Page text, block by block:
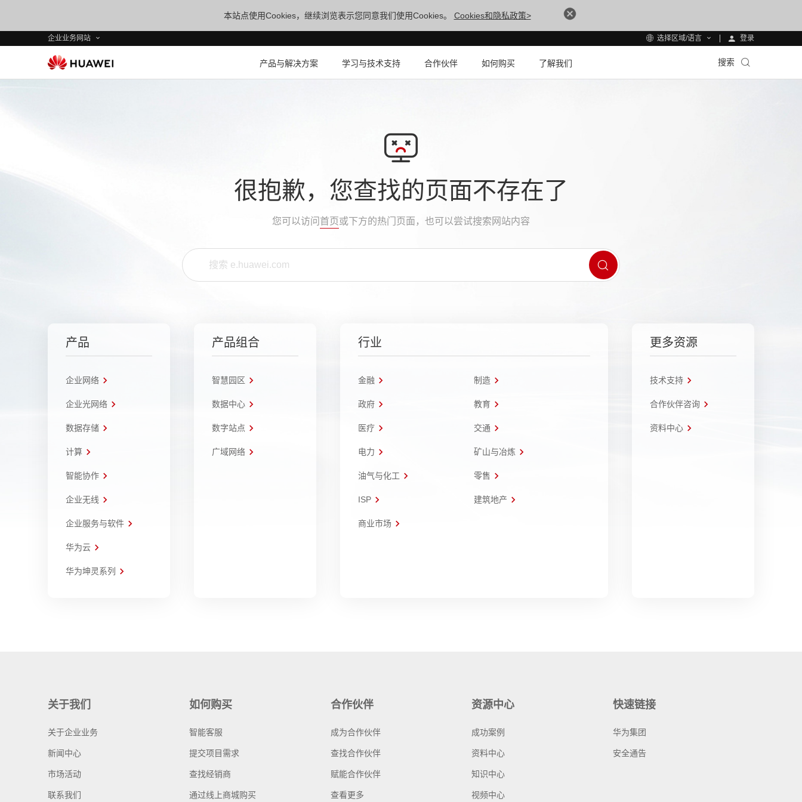
本站点使用Cookies，继续浏览表示您同意我们使用Cookies。 Cookies和隐私政策>
企业业务网站 选择区域/语言 登录
产品与解决方案 学习与技术支持 合作伙伴 如何购买 了解我们 搜索
很抱歉，您查找的页面不存在了
您可以访问 首页或下方的热门页面，也可以尝试搜索网站内容
产品
企业网络
企业光网络
数据存储
计算
智能协作
企业无线
企业服务与软件
华为云
华为坤灵系列
产品组合
智慧园区
数据中心
数字站点
广域网络
行业
金融 制造
政府 教育
医疗 交通
电力 矿山与冶炼
油气与化工 零售
ISP 建筑地产
商业市场
更多资源
技术支持
合作伙伴咨询
资料中心
关于我们
关于企业业务
新闻中心
市场活动
联系我们
如何购买
智能客服
提交项目需求
查找经销商
通过线上商城购买
合作伙伴
成为合作伙伴
查找合作伙伴
赋能合作伙伴
查看更多
资源中心
成功案例
资料中心
知识中心
视频中心
快速链接
华为集团
安全通告